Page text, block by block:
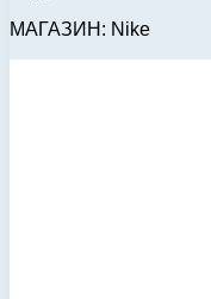
МАГАЗИН: Nike